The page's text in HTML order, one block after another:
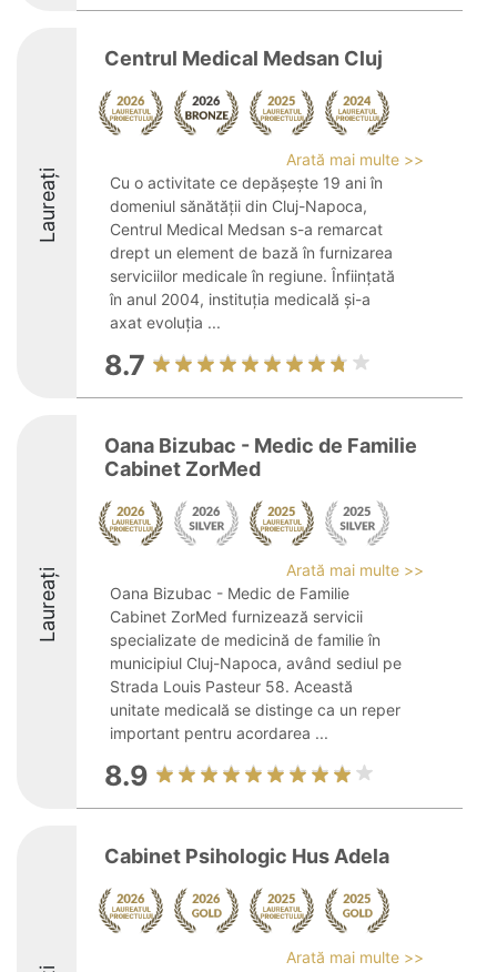
Laureați
Centrul Medical Medsan Cluj
Arată mai multe >>
Cu o activitate ce depășește 19 ani în
domeniul sănătății din Cluj-Napoca,
Centrul Medical Medsan s-a remarcat
drept un element de bază în furnizarea
serviciilor medicale în regiune. Înființată
în anul 2004, instituția medicală și-a
axat evoluția ...
8.7
Laureați
Oana Bizubac - Medic de Familie
Cabinet ZorMed
Arată mai multe >>
Oana Bizubac - Medic de Familie
Cabinet ZorMed furnizează servicii
specializate de medicină de familie în
municipiul Cluj-Napoca, având sediul pe
Strada Louis Pasteur 58. Această
unitate medicală se distinge ca un reper
important pentru acordarea ...
8.9
Cabinet Psihologic Hus Adela
Arată mai multe >>